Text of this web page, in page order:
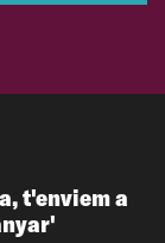
t'enviem a